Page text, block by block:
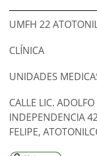
UMFH 22
CLÍNICA
UNIDADES
CALLE LIC.
INDEPENDENCIA
FELIPE,